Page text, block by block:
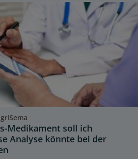
Medikament soll ich
Analyse könnte bei der